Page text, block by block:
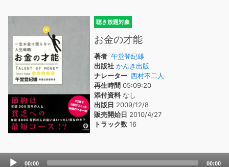
聴き放題対象
お金の才能
著者 午堂登紀雄
出版社 かんき出版
ナレーター 西村不二人
再生時間 05:09:20
添付資料なし
出版日 2009/12/8
販売開始日 2010/4/27
トラック数 16
Audio
00:00 00:00